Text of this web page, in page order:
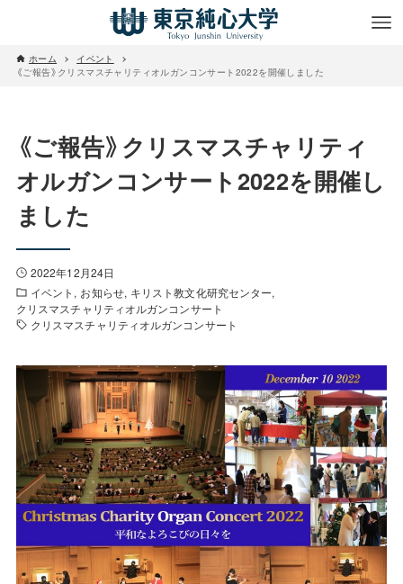
ホーム
イベント
《ご報告》クリスマスチャリティオルガンコンサート2022を開催しました
《ご報告》クリスマスチャリティ
オルガンコンサート2022を開催し
ました
2022年12月24日
イベント
お知らせ キリスト教文化研究センター
クリスマスチャリティオルガンコンサート
クリスマスチャリティオルガンコンサート